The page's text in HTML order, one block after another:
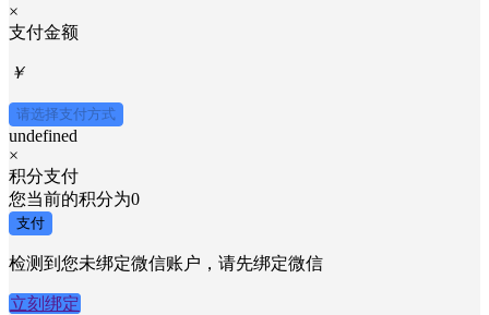
×
支付金额
￥
请选择支付方式
undefined
×
积分支付
您当前的积分为0
支付
检测到您未绑定微信账户，请先绑定微信
立刻绑定